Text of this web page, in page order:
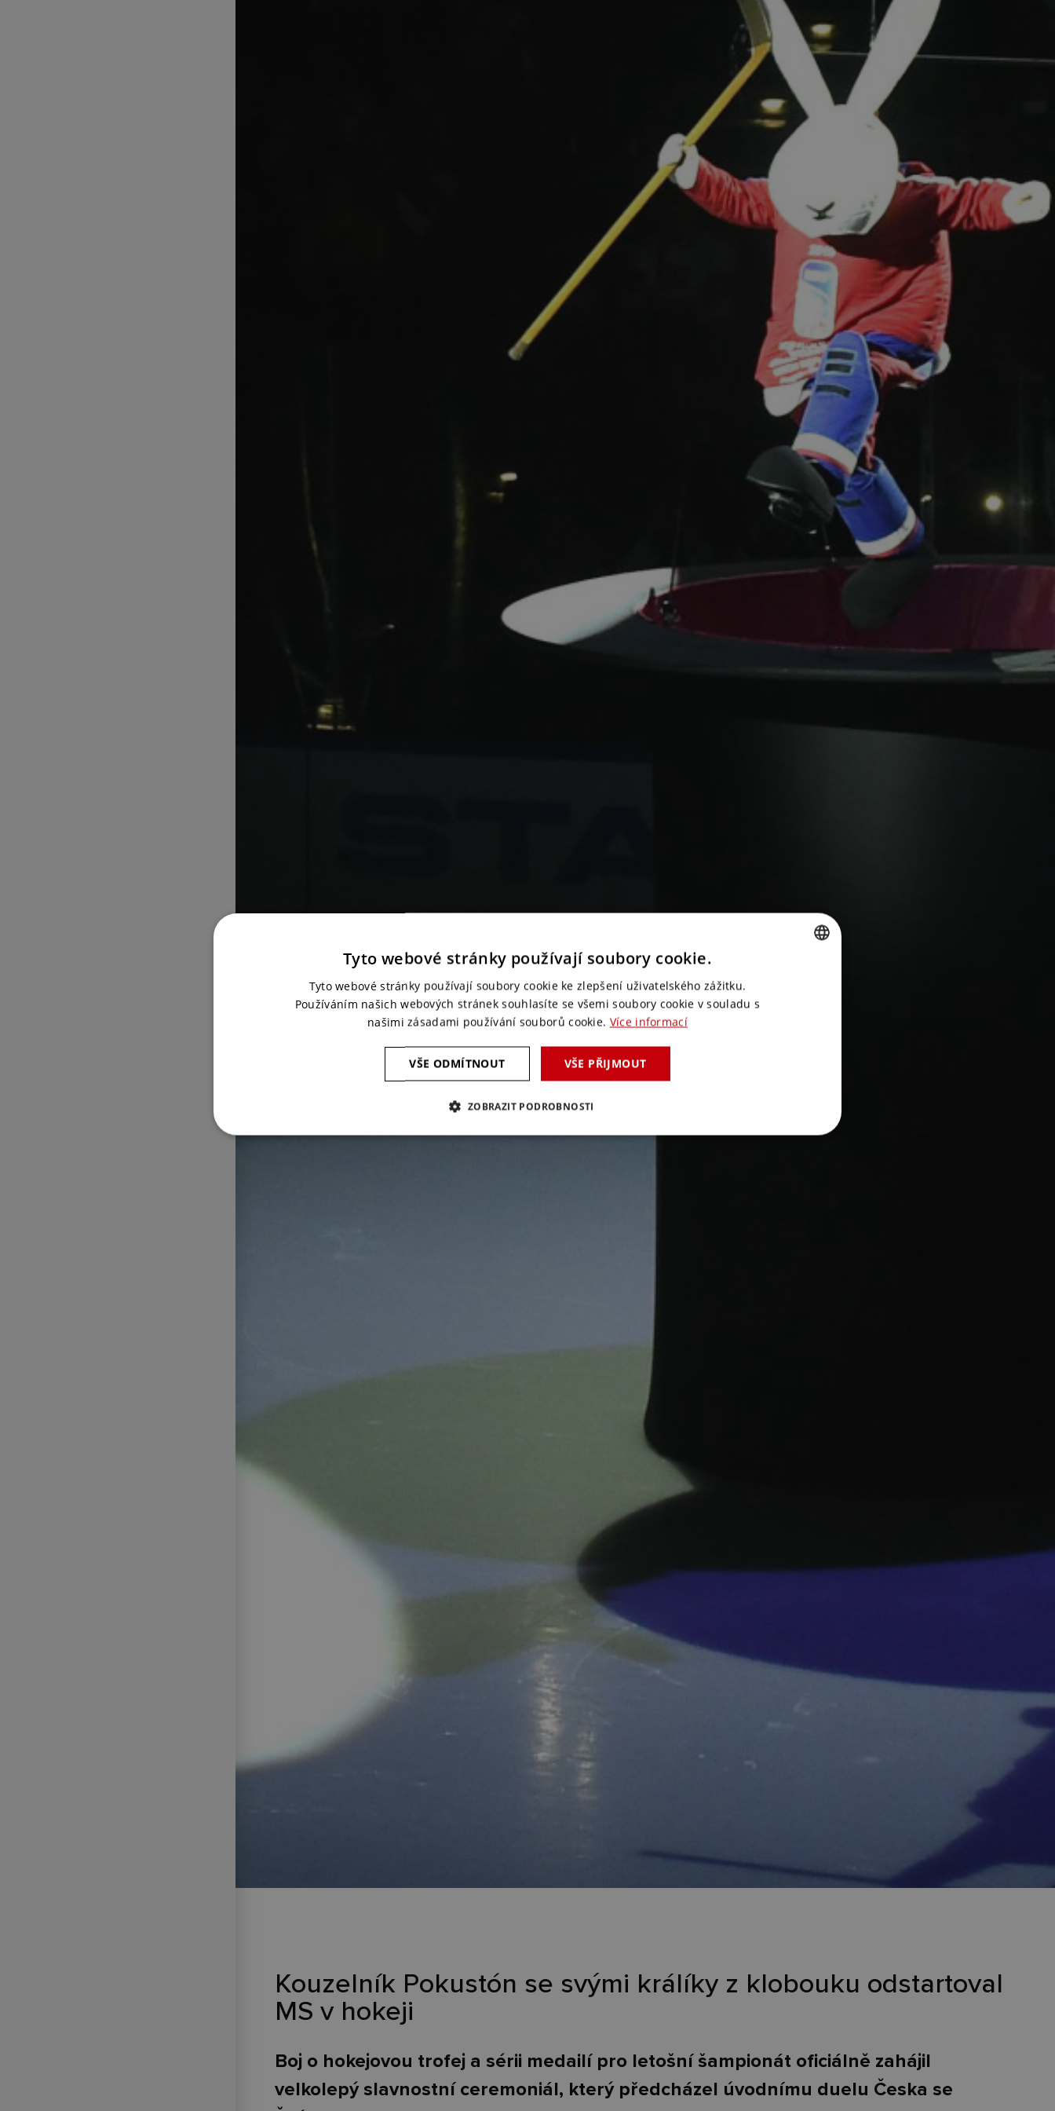
Kouzelník Pokustón se svými králíky z klobouku odstartoval
MS v hokeji
Boj o hokejovou trofej a sérii medailí pro letošní šampionát oficiálně zahájil
velkolepý slavnostní ceremoniál, který předcházel úvodnímu duelu Česka se
Tyto webové stránky používají soubory cookie.
Tyto webové stránky používají soubory cookie ke zlepšení uživatelského zážitku.
Používáním našich webových stránek souhlasíte se všemi soubory cookie v souladu s
našimi zásadami používání souborů cookie. Více informací
VŠE PŘIJMOUT
VŠE ODMÍTNOUT
ZOBRAZIT PODROBNOSTI